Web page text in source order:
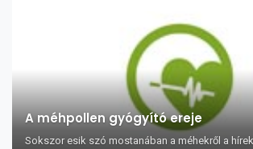
A méhpollen gyógyító ereje
Sokszor esik szó mostanában a méhekről a